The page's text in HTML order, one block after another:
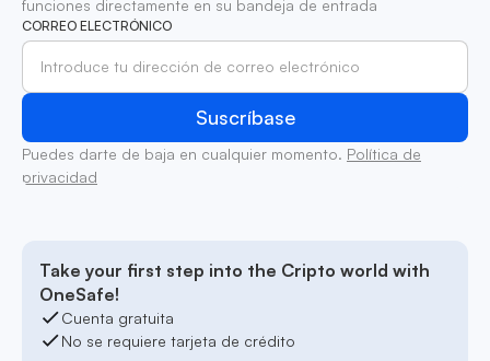
funciones directamente en su bandeja de entrada
CORREO ELECTRÓNICO
Puedes darte de baja en cualquier momento. Política de
privacidad
Take your first step into the Cripto world with
OneSafe!
Cuenta gratuita
No se requiere tarjeta de crédito